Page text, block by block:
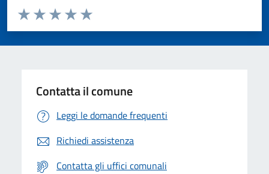
Valuta da 1 a 5 stelle la pagina
Valuta 5 stelle su 5
Valuta 4 stelle su 5
Valuta 3 stelle su 5
Valuta 2 stelle su 5
Valuta 1 stelle su 5
Contatta il comune
Leggi le domande frequenti
Richiedi assistenza
Contatta gli uffici comunali